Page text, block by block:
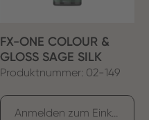
FX-ONE COLOUR &
GLOSS SAGE SILK
Produktnummer: 02-149